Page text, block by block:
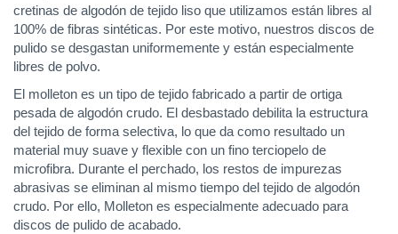
cretinas de algodón de tejido liso que utilizamos están libres al
100% de fibras sintéticas. Por este motivo, nuestros discos de
pulido se desgastan uniformemente y están especialmente
libres de polvo.
El molleton es un tipo de tejido fabricado a partir de ortiga
pesada de algodón crudo. El desbastado debilita la estructura
del tejido de forma selectiva, lo que da como resultado un
material muy suave y flexible con un fino terciopelo de
microfibra. Durante el perchado, los restos de impurezas
abrasivas se eliminan al mismo tiempo del tejido de algodón
crudo. Por ello, Molleton es especialmente adecuado para
discos de pulido de acabado.